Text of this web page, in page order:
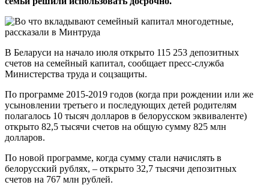
В Беларуси на начало июля открыто 115 253 депозитных
счетов на семейный капитал, сообщает пресс-служба
Министерства труда и соцзащиты.
По программе 2015-2019 годов (когда при рождении или же
усыновлении третьего и последующих детей родителям
полагалось 10 тысяч долларов в белорусском эквиваленте)
открыто 82,5 тысячи счетов на общую сумму 825 млн
долларов.
По новой программе, когда сумму стали начислять в
белорусский рублях, – открыто 32,7 тысячи депозитных
счетов на 767 млн рублей.